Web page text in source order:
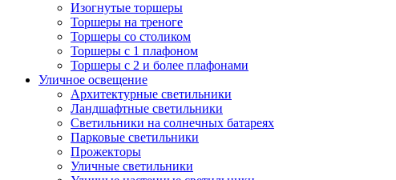
Изогнутые торшеры
Торшеры на треноге
Торшеры со столиком
Торшеры с 1 плафоном
Торшеры с 2 и более плафонами
Уличное освещение
Архитектурные светильники
Ландшафтные светильники
Светильники на солнечных батареях
Парковые светильники
Прожекторы
Уличные светильники